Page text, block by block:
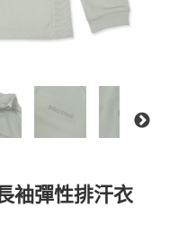
袖彈性排汗衣